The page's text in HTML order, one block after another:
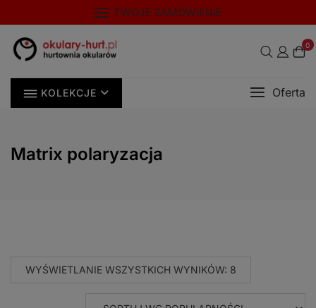
to
content
TWOJE ZAMÓWIENIE
0
KOLEKCJE Oferta
Matrix polaryzacja
WYŚWIETLANIE WSZYSTKICH WYNIKÓW: 8
modal-check